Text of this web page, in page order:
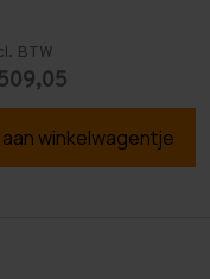
BTW
winkelwagentje